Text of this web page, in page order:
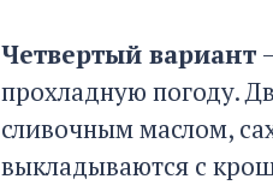
Четвертый вариант
прохладную погоду.
сливочным маслом,
выкладываются с